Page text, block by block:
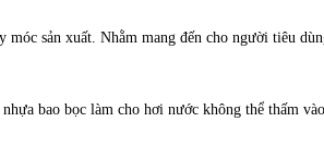
móc sản xuất. Nhằm mang đến cho người tiêu
bao bọc làm cho hơi nước không thể thấm vào